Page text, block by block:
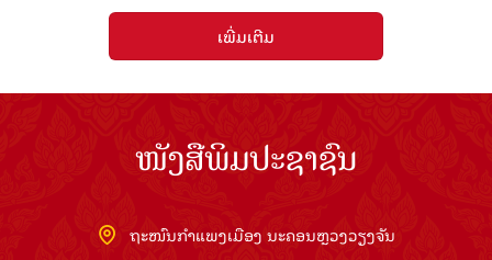
ເພີ່ມເຕີມ
ໜັງສືພິມປະຊາຊົນ
ຖະໜົນກຳແພງເມືອງ ນະຄອນຫຼວງວຽງຈັນ